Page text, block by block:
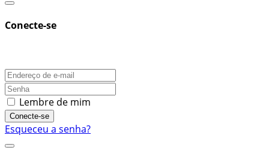
Conecte-se
Lembre de mim
Conecte-se
Esqueceu a senha?